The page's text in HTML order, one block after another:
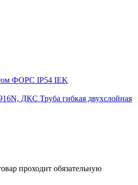
ФОРС IP54 IEK
Труба гибкая двухслойная
проходит обязательную